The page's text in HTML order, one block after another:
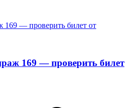
169 — проверить билет